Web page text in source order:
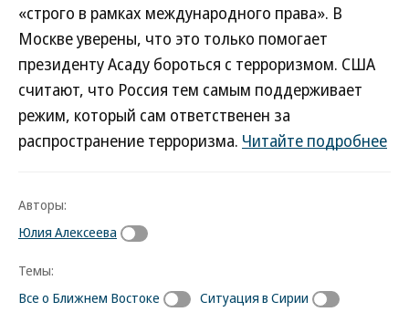
«строго в рамках международного права». В
Москве уверены, что это только помогает
президенту Асаду бороться с терроризмом. США
считают, что Россия тем самым поддерживает
режим, который сам ответственен за
распространение терроризма. Читайте подробнее
Авторы:
Юлия Алексеева
Темы:
Все о Ближнем Востоке
Ситуация в Сирии